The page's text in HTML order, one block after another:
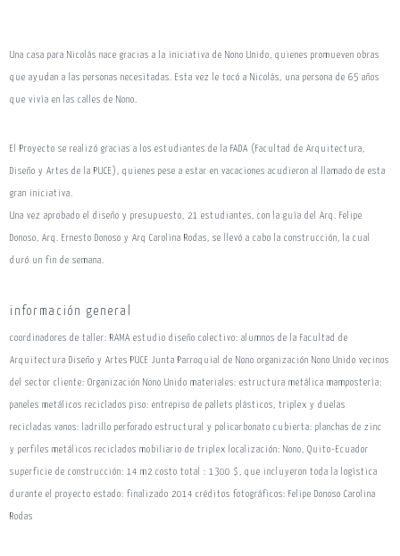
Una casa para Nicolás nace gracias a la iniciativa de Nono Unido, quienes promueven obras
que ayudan a las personas necesitadas. Esta vez le tocó a Nicolás, una persona de 65 años
que vivía en las calles de Nono.
El Proyecto se realizó gracias a los estudiantes de la FADA (Facultad de Arquitectura,
Diseño y Artes de la PUCE), quienes pese a estar en vacaciones acudieron al llamado de esta
gran iniciativa.
Una vez aprobado el diseño y presupuesto, 21 estudiantes, con la guía del Arq. Felipe
Donoso, Arq. Ernesto Donoso y Arq Carolina Rodas, se llevó a cabo la construcción, la cual
duró un fin de semana.
información general
coordinadores de taller: RAMA estudio diseño colectivo: alumnos de la Facultad de
Arquitectura Diseño y Artes PUCE Junta Parroquial de Nono organización Nono Unido vecinos
del sector cliente: Organización Nono Unido materiales: estructura metálica mampostería:
paneles metálicos reciclados piso: entrepiso de pallets plásticos, triplex y duelas
recicladas vanos: ladrillo perforado estructural y policarbonato cubierta: planchas de zinc
y perfiles metálicos reciclados mobiliario de triplex localización: Nono, Quito-Ecuador
superficie de construcción: 14 m2 costo total : 1300 $, que incluyeron toda la logística
durante el proyecto estado: finalizado 2014 créditos fotográficos: Felipe Donoso Carolina
Rodas